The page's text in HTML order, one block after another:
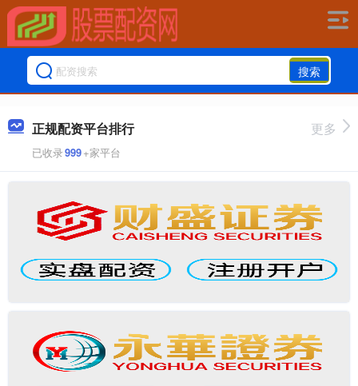
搜索
正规配资平台排行
已收录999+家平台
更多